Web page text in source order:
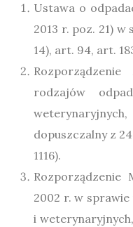
Ustawa o
2013 r. poz. 21)
14), art. 94, art.
rodzajów
dopuszczalny z
1116).
2002 r. w
i